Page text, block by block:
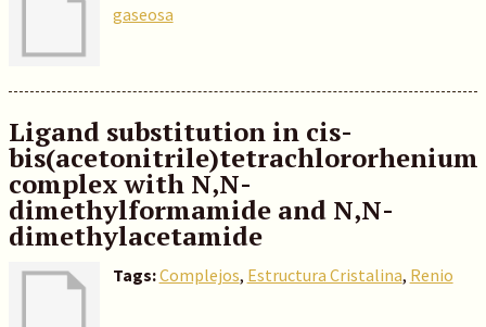
gaseosa
Ligand substitution in cis-
complex with N,N-
dimethylformamide and N,N-
dimethylacetamide
Tags:Complejos, Estructura Cristalina, Renio